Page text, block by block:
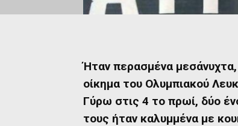
Ήταν περασμένα
οίκημα του Ολυμπιακού
Γύρω στις 4 το πρωί, δύο
τους ήταν καλυμμένα με